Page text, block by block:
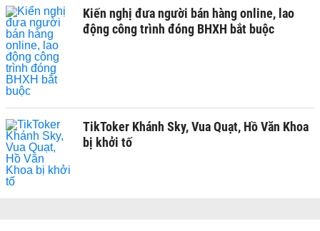
Kiến nghị đưa người bán hàng online, lao
động công trình đóng BHXH bắt buộc
TikToker Khánh Sky, Vua Quạt, Hồ Văn Khoa
bị khởi tố